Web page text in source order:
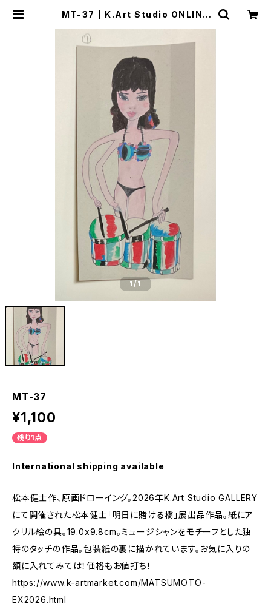
MT-37 | K.Art Studio ONLINE
1/1
MT-37
¥1,100
残り1点
International shipping available
松本健士作、原画ドローイング。2026年K.Art Studio GALLERY
にて開催された松本健士「明日に賭ける橋」展出品作品。紙にア
クリル絵の具。19.0x9.8cm。ミュージシャンをモチーフとした独
特のタッチの作品。包装紙の裏に描かれています。お気に入りの
額に入れてみては！価格もお値打ち！
https://www.k-artmarket.com/MATSUMOTO-
EX2026.html